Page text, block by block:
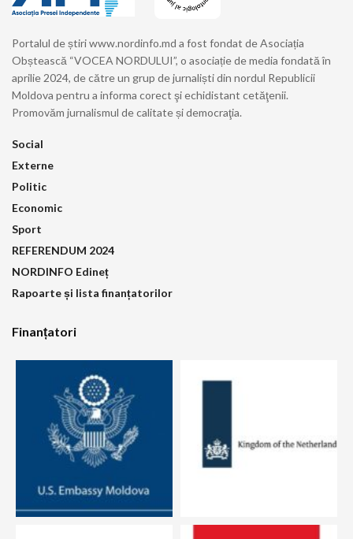
Portalul de știri www.nordinfo.md a fost fondat de Asociația
Obștească “VOCEA NORDULUI”, o asociație de media fondată în
aprilie 2024, de către un grup de jurnaliști din nordul Republicii
Moldova pentru a informa corect şi echidistant cetăţenii.
Promovăm jurnalismul de calitate și democraţia.
Social
Externe
Politic
Economic
Sport
REFERENDUM 2024
NORDINFO Edineț
Rapoarte și lista finanțatorilor
Finanțatori